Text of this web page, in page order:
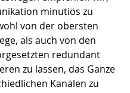
minutiös zu
von der obersten
als auch von den
redundant
zu lassen, das Ganze
Kanälen zu